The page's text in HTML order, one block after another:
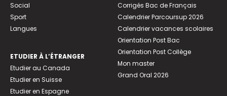
Social
Sport
Langues
ETUDIER À L’ÉTRANGER
Etudier au Canada
Etudier en Suisse
Etudier en Espagne
Corrigés Bac de Français
Calendrier Parcoursup 2026
Calendrier vacances scolaires
Orientation Post Bac
Orientation Post Collège
Mon master
Grand Oral 2026